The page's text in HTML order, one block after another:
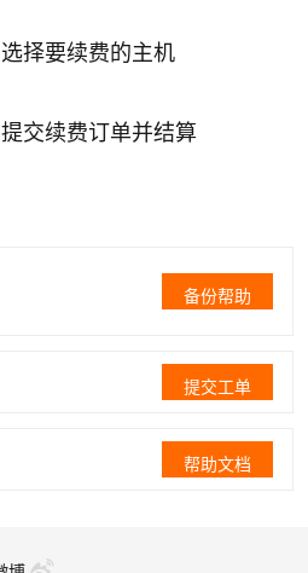
选择要续费的主机
提交续费订单并结算
备份帮助
提交工单
帮助文档